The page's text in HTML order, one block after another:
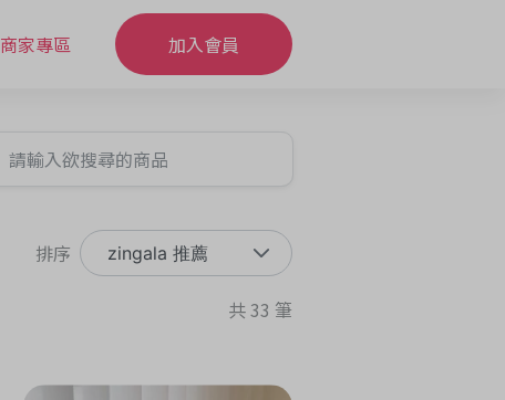
商家專區 加入會員
排序 zingala 推薦
共 33 筆